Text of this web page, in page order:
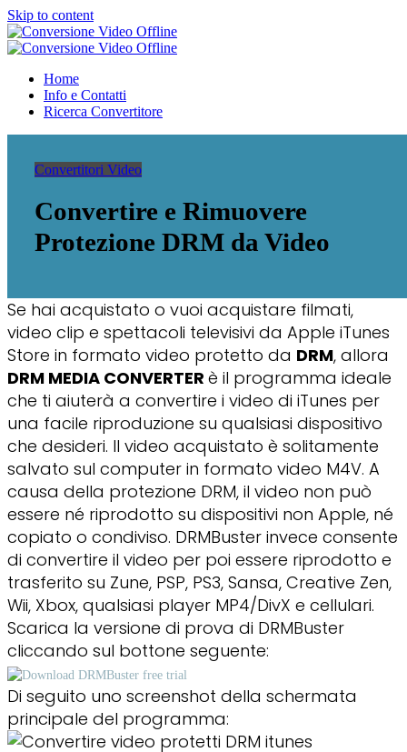
Skip to content
Conversione Video Offline
Video Converter Software
Home
Info e Contatti
Ricerca Convertitore
Convertitori Video
Convertire e Rimuovere
Protezione DRM da Video
Se hai acquistato o vuoi acquistare filmati,
video clip e spettacoli televisivi da Apple iTunes
Store in formato video protetto da DRM, allora
DRM MEDIA CONVERTER è il programma ideale
che ti aiuterà a convertire i video di iTunes per
una facile riproduzione su qualsiasi dispositivo
che desideri. Il video acquistato è solitamente
salvato sul computer in formato video M4V. A
causa della protezione DRM, il video non può
essere né riprodotto su dispositivi non Apple, né
copiato o condiviso. DRMBuster invece consente
di convertire il video per poi essere riprodotto e
trasferito su Zune, PSP, PS3, Sansa, Creative Zen,
Wii, Xbox, qualsiasi player MP4/DivX e cellulari.
Scarica la versione di prova di DRMBuster
cliccando sul bottone seguente:
Di seguito uno screenshot della schermata
principale del programma: